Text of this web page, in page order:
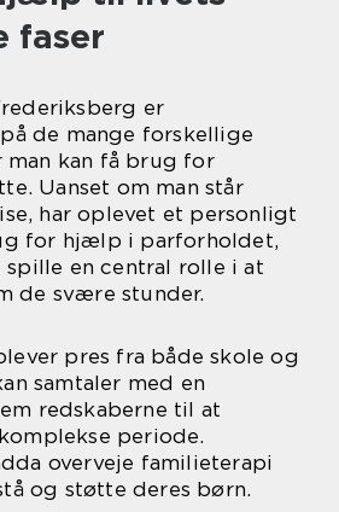
faser
er
de mange forskellige
man kan få brug for
Uanset om man står
har oplevet et personligt
for hjælp i parforholdet,
spille en central rolle i at
de svære stunder.
pres fra både skole og
samtaler med en
redskaberne til at
periode.
overveje familieterapi
og støtte deres børn.